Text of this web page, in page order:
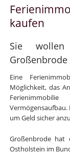
kaufen
Sie
Großenbrode
Eine
Möglichkeit, das
um Geld sicher
Großenbrode hat
Ostholstein im